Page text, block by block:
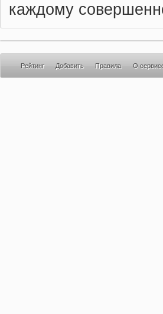
каждому
Рейтинг Добавить Правила О